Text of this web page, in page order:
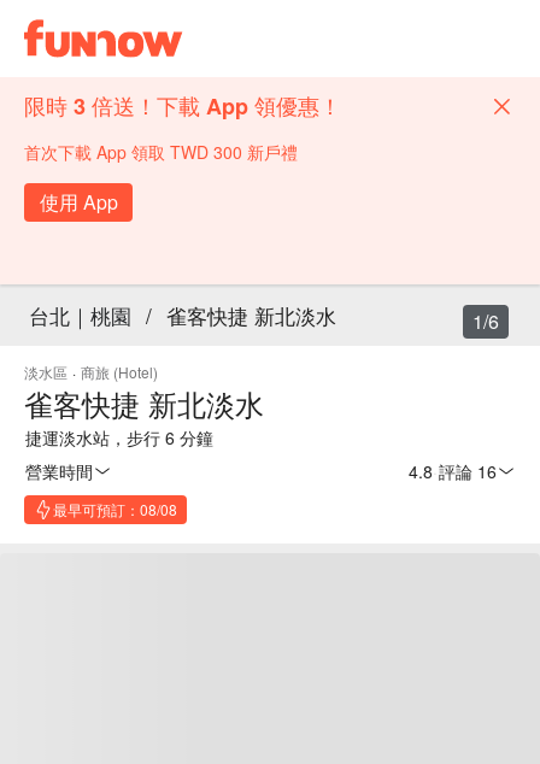
限時 3 倍送！下載 App 領優惠！
首次下載 App 領取 TWD 300 新戶禮
使用 App
台北｜桃園 / 雀客快捷 新北淡水
淡水區 · 商旅 (Hotel)
雀客快捷 新北淡水
捷運淡水站，步行 6 分鐘
營業時間
4.8 評論 16
最早可預訂：08/08
1/6